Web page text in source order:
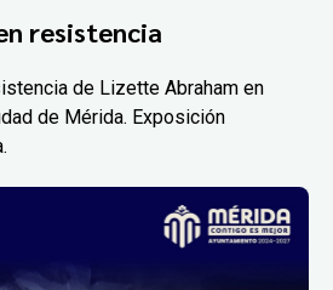
resistencia
de Lizette Abraham en
de Mérida. Exposición